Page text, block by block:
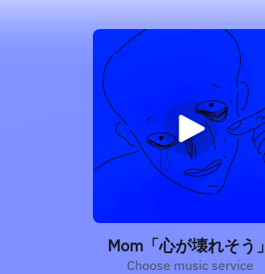
Mom「心が壊れそう」
Choose music service